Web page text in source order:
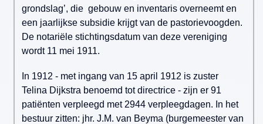
grondslag’, die gebouw en inventaris overneemt en
een jaarlijkse subsidie krijgt van de pastorievoogden.
De notariële stichtingsdatum van deze vereniging
wordt 11 mei 1911.
In 1912 - met ingang van 15 april 1912 is zuster
Telina Dijkstra benoemd tot directrice - zijn er 91
patiënten verpleegd met 2944 verpleegdagen. In het
bestuur zitten: jhr. J.M. van Beyma (burgemeester van